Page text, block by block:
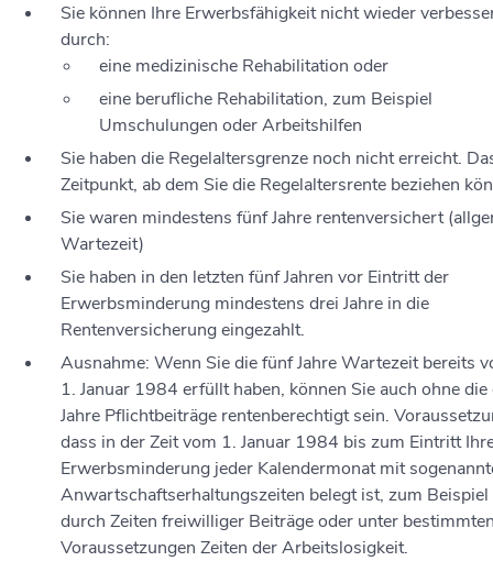
Sie können Ihre Erwerbsfähigkeit nicht wieder
durch:
eine medizinische Rehabilitation oder
eine berufliche Rehabilitation, zum Beispiel
Umschulungen oder Arbeitshilfen
Sie haben die Regelaltersgrenze noch nicht erreicht.
Zeitpunkt, ab dem Sie die Regelaltersrente beziehen
Sie waren mindestens fünf Jahre rentenversichert
Wartezeit)
Sie haben in den letzten fünf Jahren vor Eintritt der
Erwerbsminderung mindestens drei Jahre in die
Rentenversicherung eingezahlt.
Ausnahme: Wenn Sie die fünf Jahre Wartezeit bereits
1. Januar 1984 erfüllt haben, können Sie auch ohne die
Jahre Pflichtbeiträge rentenberechtigt sein.
dass in der Zeit vom 1. Januar 1984 bis zum Eintritt
Erwerbsminderung jeder Kalendermonat mit
Anwartschaftserhaltungszeiten belegt ist, zum Beispiel
durch Zeiten freiwilliger Beiträge oder unter
Voraussetzungen Zeiten der Arbeitslosigkeit.